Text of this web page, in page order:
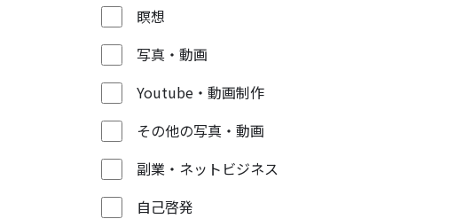
瞑想
写真・動画
Youtube・動画制作
その他の写真・動画
副業・ネットビジネス
自己啓発